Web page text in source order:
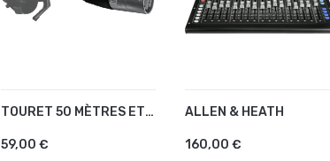
TOURET 50 MÈTRES ETHERCON CAT7
59,00 €
AJOUTER AU PANIER ALLEN & HEATH
160,00 €
AJOUTER AU PANIER